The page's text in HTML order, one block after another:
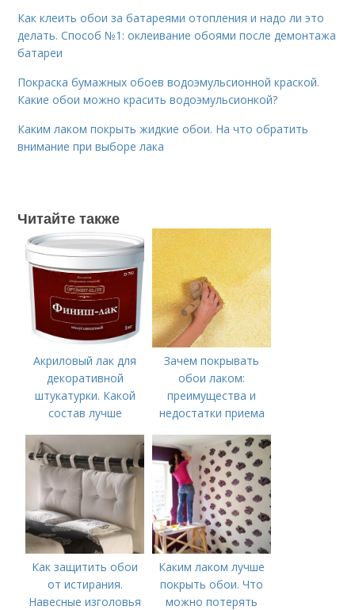
Как клеить обои за батареями отопления и надо ли это
делать. Способ №1: оклеивание обоями после демонтажа
батареи
Покраска бумажных обоев водоэмульсионной краской.
Какие обои можно красить водоэмульсионкой?
Каким лаком покрыть жидкие обои. На что обратить
внимание при выборе лака
Читайте также
Акриловый лак для
декоративной
штукатурки. Какой
состав лучше
Зачем покрывать
обои лаком:
преимущества и
недостатки приема
Как защитить обои
от истирания.
Навесные изголовья
Каким лаком лучше
покрыть обои. Что
можно потерять